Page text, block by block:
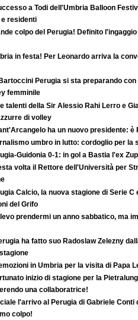
a Todi dell'Umbria Balloon
residenti
colpo del Perugia! Definito
in festa! Per Leonardo arriva la
Perugia si sta preparando
femminile
talenti della Sir Alessio Rahi Lerro e
di volley
ha un nuovo presidente: è
umbro in lutto: cordoglio per la
Guidonia 0-1: in gol a Bastia l'ex
volta il Rettore dell'Università per
Calcio, la nuova stagione di Serie
del Grifo
prendermi un anno sabbatico, ma
ha fatto suo Radoslaw Zelezny
in Umbria per la visita di Papa
inizio di stagione per la
una collaboratrice!
l'arrivo al Perugia di Gabriele Conti
colpo!